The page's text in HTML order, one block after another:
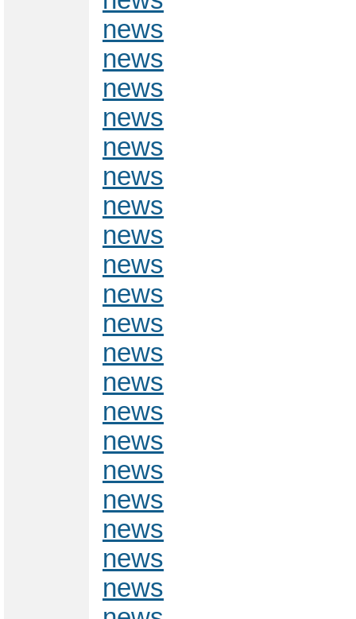
news
news
news
news
news
news
news
news
news
news
news
news
news
news
news
news
news
news
news
news